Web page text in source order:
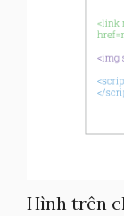
Hình trên